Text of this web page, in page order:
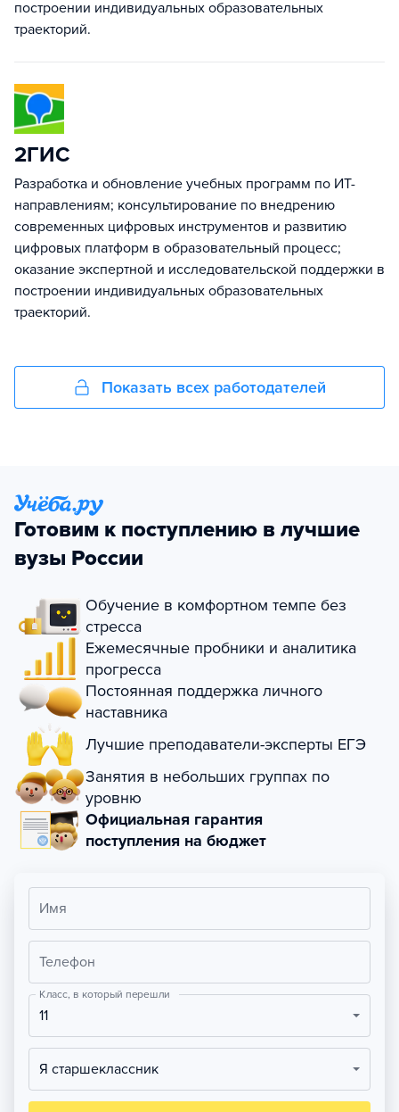
построении индивидуальных образовательных
траекторий.
2ГИС
Разработка и обновление учебных программ по ИТ-
направлениям; консультирование по внедрению
современных цифровых инструментов и развитию
цифровых платформ в образовательный процесс;
оказание экспертной и исследовательской поддержки в
построении индивидуальных образовательных
траекторий.
Показать всех работодателей
Готовим к поступлению в лучшие
вузы России
Обучение в комфортном темпе без
стресса
Ежемесячные пробники и аналитика
прогресса
Постоянная поддержка личного
наставника
Лучшие преподаватели-эксперты ЕГЭ
Занятия в небольших группах по
уровню
Официальная гарантия
поступления на бюджет
Имя
Телефон
Класс, в который перешли
11
Я старшеклассник